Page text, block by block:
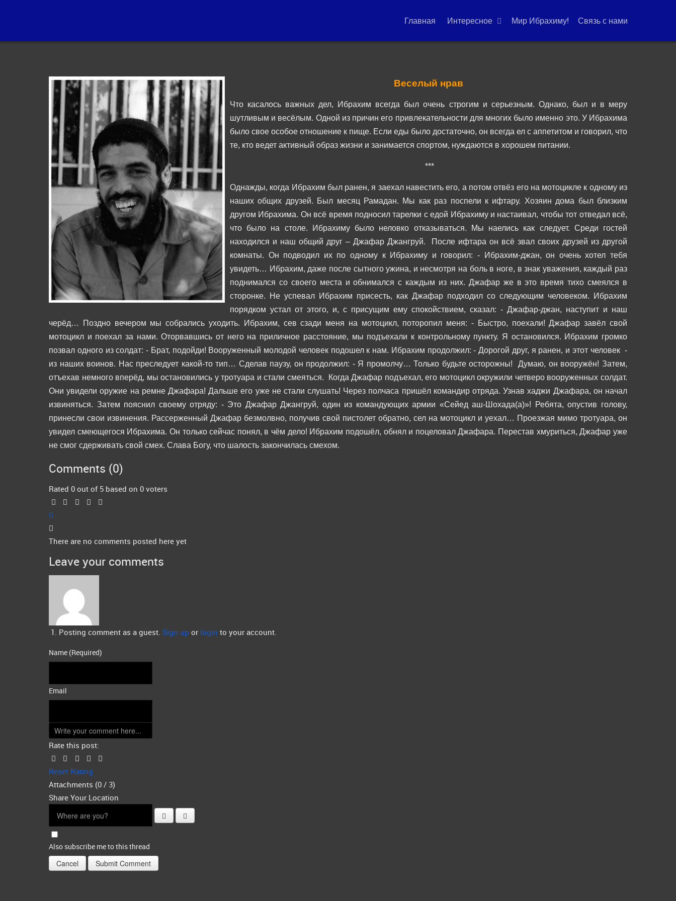
Главная Интересное Мир Ибрахиму! Связь с нами
Веселый нрав
Что касалось важных дел, Ибрахим всегда был очень строгим и серьезным. Однако, был и в меру
шутливым и весёлым. Одной из причин его привлекательности для многих было именно это. У Ибрахима
было свое особое отношение к пище. Если еды было достаточно, он всегда ел с аппетитом и говорил, что
те, кто ведет активный образ жизни и занимается спортом, нуждаются в хорошем питании.
***
Однажды, когда Ибрахим был ранен, я заехал навестить его, а потом отвёз его на мотоцикле к одному из
наших общих друзей. Был месяц Рамадан. Мы как раз поспели к ифтару. Хозяин дома был близким
другом Ибрахима. Он всё время подносил тарелки с едой Ибрахиму и настаивал, чтобы тот отведал всё,
что было на столе. Ибрахиму было неловко отказываться. Мы наелись как следует. Среди гостей
находился и наш общий друг – Джафар Джангруй.
После ифтара он всё звал своих друзей из другой
комнаты. Он подводил их по одному к Ибрахиму и говорил: - Ибрахим-джан, он очень хотел тебя
увидеть… Ибрахим, даже после сытного ужина, и несмотря на боль в ноге, в знак уважения, каждый раз
поднимался со своего места и обнимался с каждым из них. Джафар же в это время тихо смеялся в
сторонке. Не успевал Ибрахим присесть, как Джафар подходил со следующим человеком.
Ибрахим
порядком устал от этого, и, с присущим ему спокойствием, сказал: - Джафар-джан, наступит и наш
черёд…
Поздно вечером мы собрались уходить. Ибрахим, сев сзади меня на мотоцикл, поторопил меня:- Быстро, поехали!Джафар завёл свой
мотоцикл и поехал за нами. Оторвавшись от него на приличное расстояние, мы подъехали к контрольному пункту. Я остановился. Ибрахим громко
позвал одного из солдат: - Брат, подойди! Вооруженный молодой человек подошел к нам. Ибрахим продолжил:- Дорогой друг, я ранен, и этот человек -
из наших воинов. Нас преследует какой-то тип… Сделав паузу, он продолжил: - Я промолчу… Только будьте осторожны! Думаю, он вооружён!Затем,
отъехав немного вперёд, мы остановились у тротуара и стали смеяться.
Когда Джафар подъехал, его мотоцикл окружили четверо вооруженных солдат.
Они увидели оружие на ремне Джафара! Дальше его уже не стали слушать! Через полчаса пришёл командир отряда. Узнав хаджи Джафара, он начал
извиняться. Затем пояснил своему отряду: - Это Джафар Джангруй, один из командующих армии «Сейед аш-Шохада(а)»!
Ребята, опустив голову,
принесли свои извинения. Рассерженный Джафар безмолвно, получив свой пистолет обратно, сел на мотоцикл и уехал… Проезжая мимо тротуара, он
увидел смеющегося Ибрахима. Он только сейчас понял, в чём дело! Ибрахим подошёл, обнял и поцеловал Джафара. Перестав хмуриться, Джафар уже
не смог сдерживать свой смех. Слава Богу, что шалость закончилась смехом.
Comments (0)
Rated 0 out of 5 based on 0 voters
There are no comments posted here yet
Leave your comments
Posting comment as a guest. Sign up or login to your account.
Name (Required)
Email
Rate this post:
Reset Rating
Attachments (0 / 3)
Share Your Location
Also subscribe me to this thread
Cancel Submit Comment